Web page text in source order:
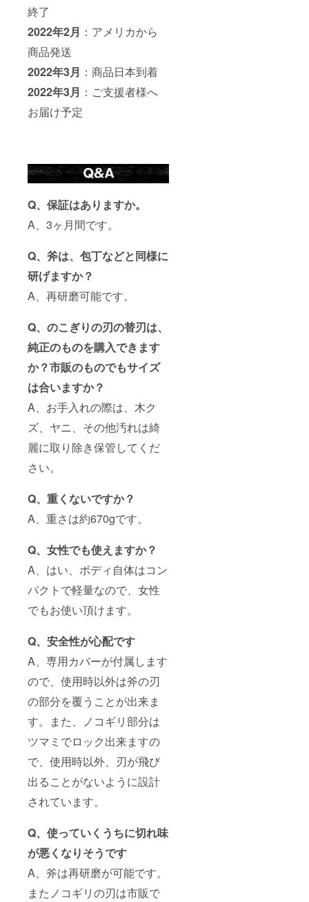
終了
2022年2月 ：アメリカから
商品発送
2022年3月 ：商品日本到着
2022年3月 ：ご支援者様へ
お届け予定
Q、保証はありますか。
A、3ヶ月間です。
Q、斧は、包丁などと同様に
研げますか？
A、再研磨可能です。
Q、のこぎりの刃の替刃は、
純正のものを購入できます
か？市販のものでもサイズ
は合いますか？
A、お手入れの際は、木ク
ズ、ヤニ、その他汚れは綺
麗に取り除き保管してくだ
さい。
Q、重くないですか？
A、重さは約670gです。
Q、女性でも使えますか？
A、はい、ボディ自体はコン
パクトで軽量なので、女性
でもお使い頂けます。
Q、安全性が心配です
A、専用カバーが付属します
ので、使用時以外は斧の刃
の部分を覆うことが出来ま
す。また、ノコギリ部分は
ツマミでロック出来ますの
で、使用時以外、刃が飛び
出ることがないように設計
されています。
Q、使っていくうちに切れ味
が悪くなりそうです
A、斧は再研磨が可能です。
またノコギリの刃は市販で